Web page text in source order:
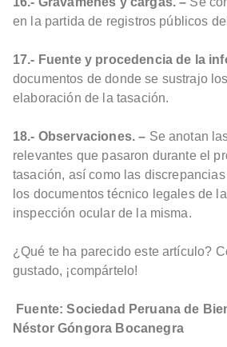
en la partida de registros públicos
17.- Fuente y procedencia de la
documentos de donde se sustrajo
elaboración de la tasación.
18.- Observaciones. – Se anotan
relevantes que pasaron durante el
tasación, así como las
los documentos técnico legales de
inspección ocular de la misma.
¿Qué te ha parecido este artículo?
gustado, ¡compártelo!
Fuente: Sociedad Peruana de
Néstor Góngora Bocanegra